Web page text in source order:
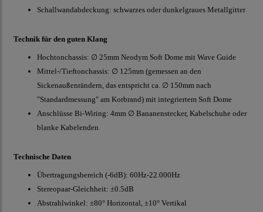
Schallwandabdeckung: schwarzes oder dunkelgraues Metallgitter
Technik für den guten Klang
Hochtonchassis: ∅ 25mm Neodym Soft Dome mit Wave Guide
Mittel-/Tieftonchassis: ∅ 125mm (gemessen an den
Sickenaußenrändern, das entspricht ca. ∅ 150mm nach
"Standardmessung" am Korbrand) mit integriertem Soft Dome
Anschlüsse Bi-Wiring: 4mm ∅ Bananenstecker, Kabelschuhe oder
blanke Kabelenden
Technische Daten
Übertragungsbereich (-6dB): 60Hz-22.000Hz
Stereopaar-Gleichheit: ±0.5dB
Abstrahlwinkel: ±80° Horizontal, ±10° Vertikal